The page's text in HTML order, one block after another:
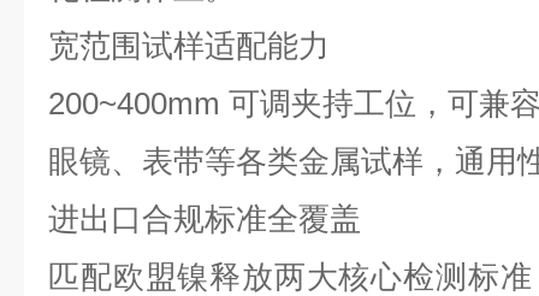
宽范围试样适配能力
200~400mm 可调夹持工位，可兼
眼镜、表带等各类金属试样，通用
进出口合规标准全覆盖
匹配欧盟镍释放两大核心检测标